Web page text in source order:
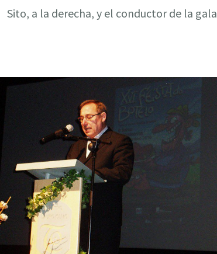
Sito, a la derecha, y el conductor de la gala